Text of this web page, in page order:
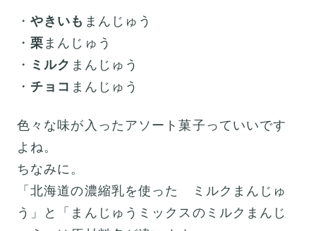
・やきいも まんじゅう
・栗 まんじゅう
・ ミルク まんじゅう
・ チョコ まんじゅう
色々な味が入ったアソート菓子っていいです
よね。
ちなみに。
「北海道の濃縮乳を使った ミルクまんじゅ
う」と「まんじゅうミックスのミルクまんじ